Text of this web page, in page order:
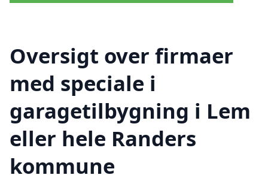
Oversigt over firmaer
med speciale i
garagetilbygning i Lem
eller hele Randers
kommune